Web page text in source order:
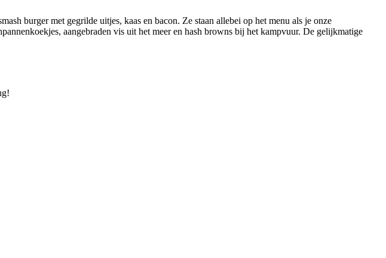
burger met gegrilde uitjes, kaas en bacon. Ze staan allebei op het menu als je onze
aangebraden vis uit het meer en hash browns bij het kampvuur. De gelijkmatige